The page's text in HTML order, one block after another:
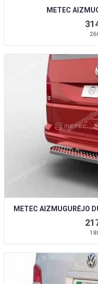
METEC
METEC AIZMUGURĒJO